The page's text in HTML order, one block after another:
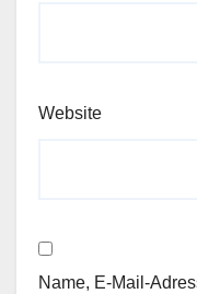
Website
Name, E-Mail-